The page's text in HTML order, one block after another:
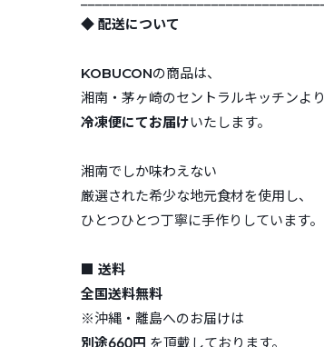
◆ 配送について
KOBUCONの商品は、
湘南・茅ヶ崎のセントラルキッチンより
冷凍便にてお届けいたします。
湘南でしか味わえない
厳選された希少な地元食材を使用し、
ひとつひとつ丁寧に手作りしています。
■ 送料
全国送料無料
※沖縄・離島へのお届けは
別途660円 を頂戴しております。